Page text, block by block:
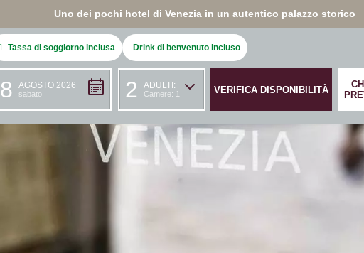
Uno dei pochi hotel di Venezia in un autentico palazzo storico
Tassa di soggiorno inclusa Drink di benvenuto incluso
8 AGOSTO 2026
sabato 2 ADULTI:
Camere: 1